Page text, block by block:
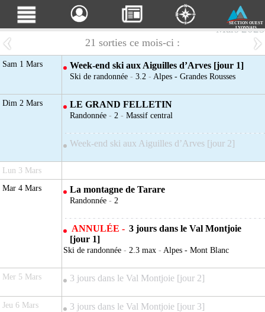
SECTION OUEST
LYONNAIS
Mars 2025
21 sorties ce mois-ci :
Sam 1 Mars Week-end ski aux Aiguilles d’Arves [jour 1]
Ski de randonnée - 3.2 - Alpes - Grandes Rousses
Dim 2 Mars LE GRAND FELLETIN
Randonnée - 2 - Massif central
Week-end ski aux Aiguilles d’Arves [jour 2]
Lun 3 Mars
Mar 4 Mars
La montagne de Tarare
Randonnée - 2
ANNULÉE - 3 jours dans le Val Montjoie
[jour 1]
Ski de randonnée - 2.3 max - Alpes - Mont Blanc
Mer 5 Mars 3 jours dans le Val Montjoie [jour 2]
Jeu 6 Mars 3 jours dans le Val Montjoie [jour 3]